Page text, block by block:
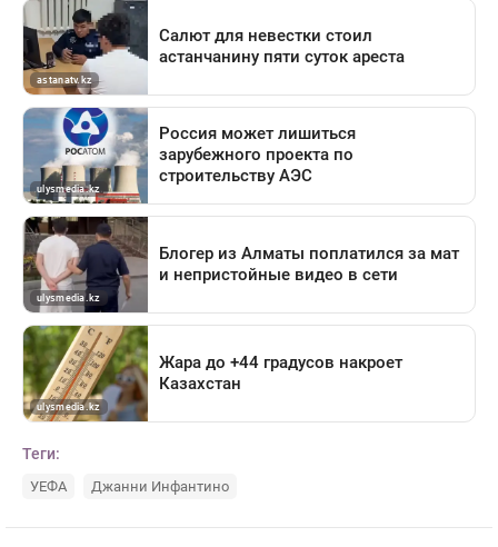
Теги:
УЕФА Джанни Инфантино